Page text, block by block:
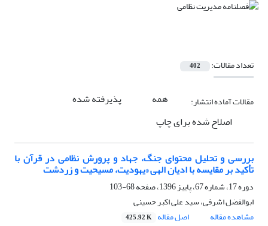
تعداد مقالات: 402
مقالات آماده انتشار: همه
پذیرفته شده
اصلاح شده برای چاپ
بررسی و تحلیل محتوای جنگ، جهاد و پرورش نظامی در قرآن با
تأکید بر مقایسه با ادیان الهی «یهودیت، مسیحیت و زردشت
دوره 17، شماره 67، پاییز 1396، صفحه
68-103
ابوالفضل اشرفی، سید علی اکبر حسینی
مشاهده مقاله
اصل مقاله 425.92 K